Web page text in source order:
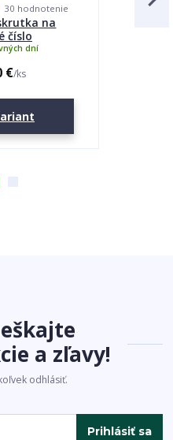
30 hodnotenie
na
číslo
€/ks
dní
a zľavy!
odhlásiť.
Prihlásiť sa